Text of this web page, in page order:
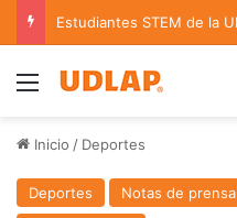
Menu
Inicio / Deportes
Deportes Notas de prensa